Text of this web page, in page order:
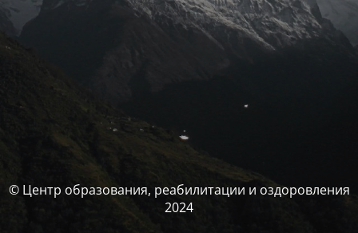
© Центр образования, реабилитации и оздоровления
2024